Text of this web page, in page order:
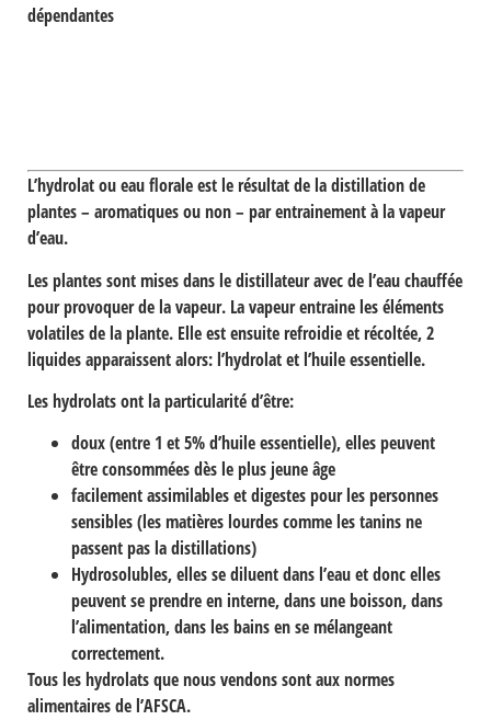
dépendantes
L’hydrolat ou eau floraleest le résultat de la distillation de
plantes – aromatiques ou non – par entrainement à la vapeur
d’eau.
Les plantes sont mises dans le distillateur avec de l’eau chauffée
pour provoquer de la vapeur. La vapeur entraine les éléments
volatiles de la plante. Elle est ensuite refroidie et récoltée, 2
liquides apparaissent alors: l’hydrolat et l’huile essentielle.
Les hydrolats ont la particularité d’être:
doux(entre 1 et 5% d’huile essentielle), elles peuvent
être consommées dès le plus jeune âge
facilement assimilables et digestes pour les personnes
sensibles (les matières lourdes comme les tanins ne
passent pas la distillations)
Hydrosolubles,elles se diluent dans l’eau et donc elles
peuvent se prendre en interne, dans une boisson, dans
l’alimentation, dans les bains en se mélangeant
correctement.
Tous les hydrolats que nous vendons sont aux normes
alimentaires de l’AFSCA.